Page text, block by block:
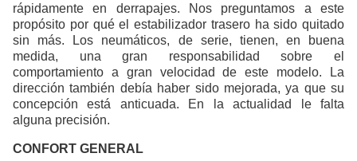
rápidamente en derrapajes. Nos preguntamos a este
propósito por qué el estabilizador trasero ha sido quitado
sin más. Los neumáticos, de serie, tienen, en buena
medida, una gran responsabilidad sobre el
comportamiento a gran velocidad de este modelo. La
dirección también debía haber sido mejorada, ya que su
concepción está anticuada. En la actualidad le falta
alguna precisión.
CONFORT GENERAL